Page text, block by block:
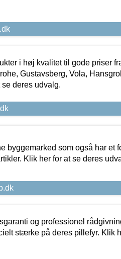
i høj kvalitet til gode priser
Gustavsberg, Vola,
deres udvalg.
byggemarked som også har et
Klik her for at se deres
og professionel
stærke på deres pillefyr. Klik